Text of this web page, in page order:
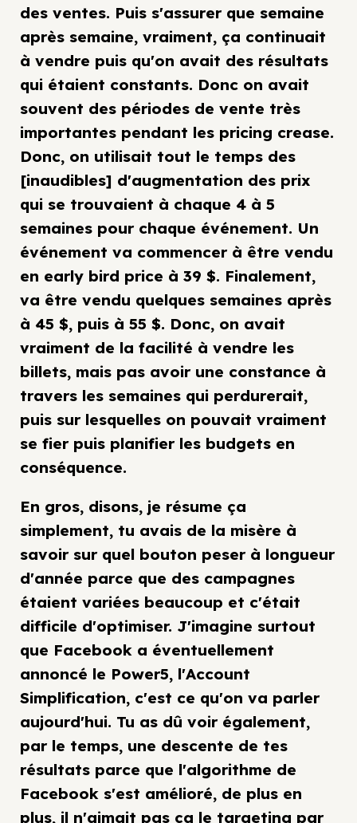
des ventes. Puis s'assurer que semaine
après semaine, vraiment, ça continuait
à vendre puis qu'on avait des résultats
qui étaient constants. Donc on avait
souvent des périodes de vente très
importantes pendant les pricing crease.
Donc, on utilisait tout le temps des
[inaudibles] d'augmentation des prix
qui se trouvaient à chaque 4 à 5
semaines pour chaque événement. Un
événement va commencer à être vendu
en early bird price à 39 $. Finalement,
va être vendu quelques semaines après
à 45 $, puis à 55 $. Donc, on avait
vraiment de la facilité à vendre les
billets, mais pas avoir une constance à
travers les semaines qui perdurerait,
puis sur lesquelles on pouvait vraiment
se fier puis planifier les budgets en
conséquence.
En gros, disons, je résume ça
simplement, tu avais de la misère à
savoir sur quel bouton peser à longueur
d'année parce que des campagnes
étaient variées beaucoup et c'était
difficile d'optimiser. J'imagine surtout
que Facebook a éventuellement
annoncé le Power5, l'Account
Simplification, c'est ce qu'on va parler
aujourd'hui. Tu as dû voir également,
par le temps, une descente de tes
résultats parce que l'algorithme de
Facebook s'est amélioré, de plus en
plus, il n'aimait pas ça le targeting par